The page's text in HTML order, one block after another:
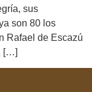
sus
son 80 los
Rafael de Escazú
[…]